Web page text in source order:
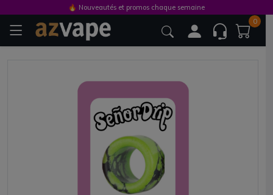
0
🔥 Nouveautés et promos chaque semaine